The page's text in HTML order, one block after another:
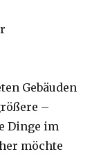
Gebäuden
–
Dinge im
möchte